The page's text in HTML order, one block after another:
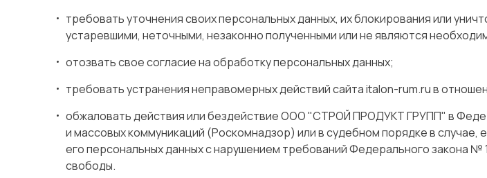
требовать уточнения своих персональных данных, их блокирования или
устаревшими, неточными, незаконно полученными или не являются
отозвать свое согласие на обработку персональных данных;
требовать устранения неправомерных действий сайта italon-rum.ru в
обжаловать действия или бездействие ООО "СТРОЙ ПРОДУКТ ГРУПП" в
и массовых коммуникаций (Роскомнадзор) или в судебном порядке в
его персональных данных с нарушением требований Федерального закона
свободы.